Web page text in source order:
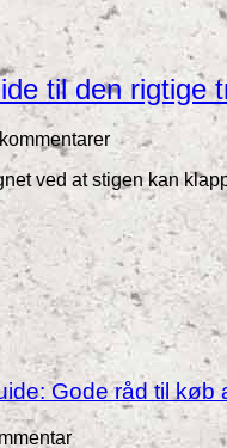
til den rigtige
ved at stigen kan
Gode råd til køb